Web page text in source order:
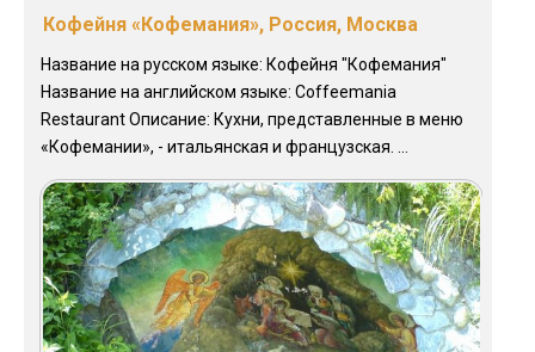
Кофейня «Кофемания», Россия, Москва
Название на русском языке: Кофейня "Кофемания"
Название на английском языке: Coffeemania
Restaurant Описание: Кухни, представленные в меню
«Кофемании», - итальянская и французская. ...